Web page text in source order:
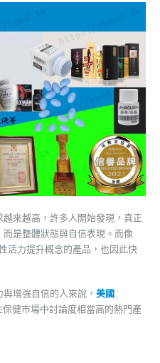
來越高，許多人開始發現，真正
是整體狀態與自信表現。而像
活力提升概念的產品，也因此快
增強自信的人來說， 美國
健市場中討論度相當高的熱門產